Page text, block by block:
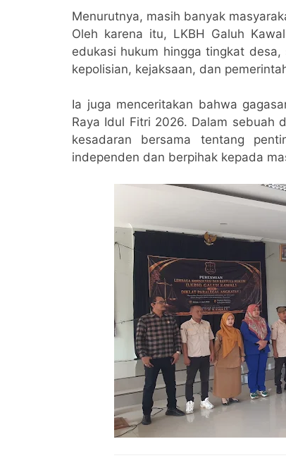
Menurutnya, masih banyak
Oleh karena itu, LKBH Galuh
edukasi hukum hingga tingkat
kepolisian, kejaksaan, dan
Ia juga menceritakan bahwa
Raya Idul Fitri 2026. Dalam sebuah
kesadaran bersama tentang
independen dan berpihak kepada